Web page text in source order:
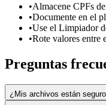
•Almacene CPFs
•Documente en el
•Use el Limpiador
•Rote valores entre
Preguntas
¿Mis archivos están